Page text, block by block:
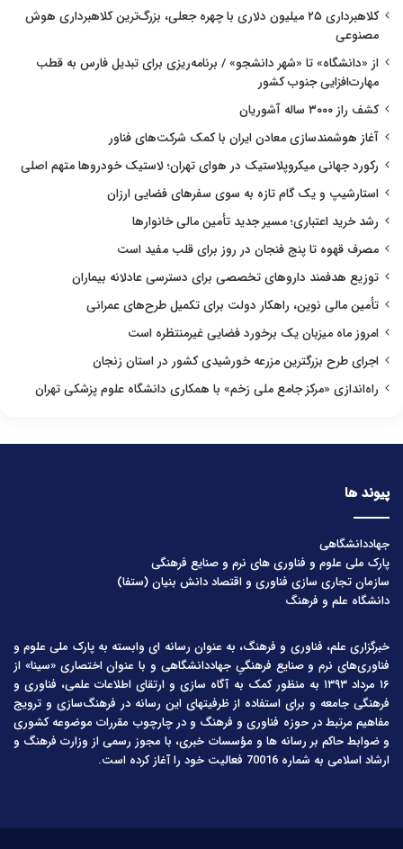
کلاهبرداری ۲۵ میلیون دلاری با چهره جعلی، بزرگ‌ترین کلاهبرداری هوش
مصنوعی
از «دانشگاه» تا «شهر دانشجو» / برنامه‌ریزی برای تبدیل فارس به قطب
مهارت‌افزایی جنوب کشور
کشف راز ۳۰۰۰ ساله آشوریان
آغاز هوشمندسازی معادن ایران با کمک شرکت‌های فناور
رکورد جهانی میکروپلاستیک در هوای تهران؛ لاستیک خودروها متهم اصلی
استارشیپ و یک گام تازه به سوی سفرهای فضایی ارزان
رشد خرید اعتباری؛ مسیر جدید تأمین مالی خانوارها
مصرف قهوه تا پنج فنجان در روز برای قلب مفید است
توزیع هدفمند داروهای تخصصی برای دسترسی عادلانه بیماران
تأمین مالی نوین، راهکار دولت برای تکمیل طرح‌های عمرانی
امروز ماه میزبان یک برخورد فضایی غیرمنتظره است
اجرای طرح بزرگترین مزرعه خورشیدی کشور در استان زنجان
راه‌اندازی «مرکز جامع ملی زخم» با همکاری دانشگاه علوم پزشکی تهران
پیوند ها
جهاددانشگاهی
پارک ملی علوم و فناوری های نرم و صنایع فرهنگی
سازمان تجاری سازی فناوری و اقتصاد دانش بنیان (ستفا)
دانشگاه علم و فرهنگ
خبرگزاری علم، فناوری و فرهنگ، به عنوان رسانه ای وابسته به پارک ملی علوم و
فناوری‌های نرم و صنایع فرهنگیِ جهاددانشگاهی و با عنوان اختصاری «سینا» از
۱۶ مرداد ۱۳۹۳ به منظور کمک به آگاه سازی و ارتقای اطلاعات علمی، فناوری و
فرهنگی جامعه و برای استفاده از ظرفیتهای این رسانه در فرهنگ‌سازی و ترویج
مفاهیم مرتبط در حوزه فناوری و فرهنگ و در چارچوب مقررات موضوعه کشوری
و ضوابط حاکم بر رسانه ها و مؤسسات خبری، با مجوز رسمی از وزارت فرهنگ و
ارشاد اسلامی به شماره 70016 فعالیت خود را آغاز کرده است.